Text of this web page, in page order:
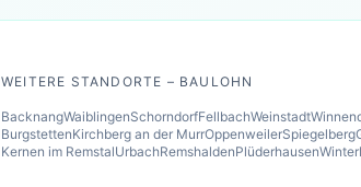
WEITERE STANDORTE – BAULOHN
BacknangWaiblingenSchorndorfFellbachWeinstadt
BurgstettenKirchberg an der MurrOppenweilerSpiegelberg
Kernen im RemstalUrbachRemshaldenPlüderhausen